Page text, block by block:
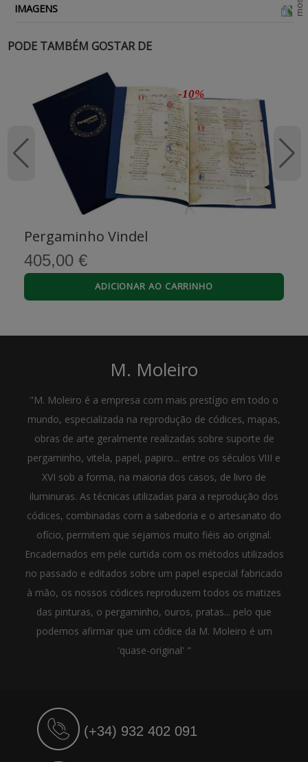
IMAGENS
PODE TAMBÉM GOSTAR DE
-10%
Pergaminho Vindel
405,00 €
ADICIONAR AO CARRINHO
M. Moleiro
"M. Moleiro é a empresa com mais prestígio em todo o
mundo, especializada na reprodução de códices, mapas,
obras de arte geralmente realizadas sobre suporte de
pergaminho, vitela, papel, papiro... entre os séculos VIII e
XVI sob a forma, na maioria dos casos, de livro de
iluminuras. As técnicas utilizadas para a reprodução dos
códices, combinadas com a sabedoria e o artesanato do
ofício, permitem que sejamos muito fiéis ao original.
Encadernados em pele curtida com os métodos utilizados
no passado e editados sobre um papel especial fabricado
à mão, os nossos códices reproduzem todos os matizes
das pinturas, o pergaminho, ouros, pratas... pelo que
podemos afirmar que um códice da M. Moleiro é um
'quase-original' "
(+34) 932 402 091